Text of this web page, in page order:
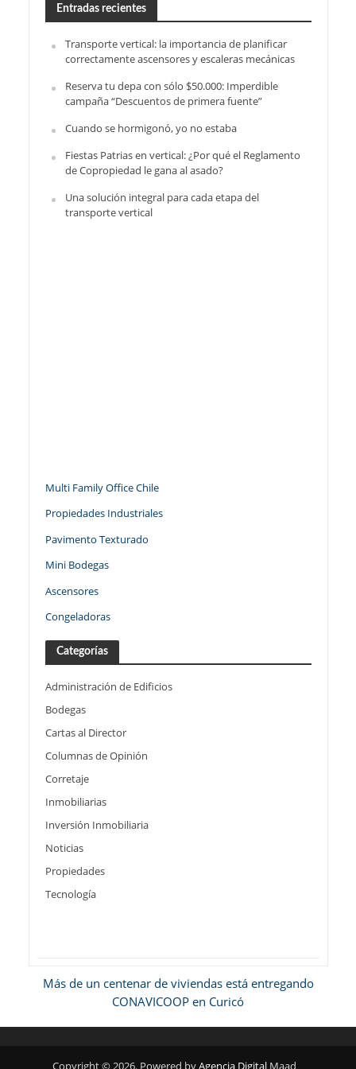
Entradas recientes
Transporte vertical: la importancia de planificar
correctamente ascensores y escaleras mecánicas
Reserva tu depa con sólo $50.000: Imperdible
campaña “Descuentos de primera fuente”
Cuando se hormigonó, yo no estaba
Fiestas Patrias en vertical: ¿Por qué el Reglamento
de Copropiedad le gana al asado?
Una solución integral para cada etapa del
transporte vertical
Multi Family Office Chile
Propiedades Industriales
Pavimento Texturado
Mini Bodegas
Ascensores
Congeladoras
Categorías
Administración de Edificios
Bodegas
Cartas al Director
Columnas de Opinión
Corretaje
Inmobiliarias
Inversión Inmobiliaria
Noticias
Propiedades
Tecnología
Más de un centenar de viviendas está entregando
CONAVICOOP en Curicó
Copyright © 2026. Powered byAgencia DigitalMaad